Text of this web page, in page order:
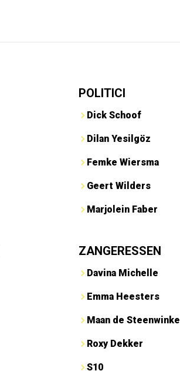
POLITICI
Dick Schoof
Dilan Yesilgöz
Femke Wiersma
Geert Wilders
Marjolein Faber
ZANGERESSEN
Davina Michelle
Emma Heesters
Maan de Steenwinkel
Roxy Dekker
S10